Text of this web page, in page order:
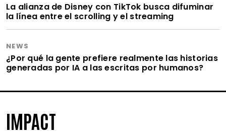
La alianza de Disney con TikTok busca difuminar
la línea entre el scrolling y el streaming
NEWS
¿Por qué la gente prefiere realmente las historias
generadas por IA a las escritas por humanos?
IMPACT